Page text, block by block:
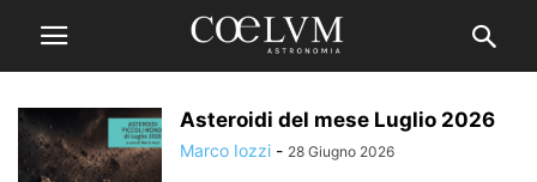
Asteroidi del mese Luglio 2026
Marco Iozzi - 28 Giugno 2026